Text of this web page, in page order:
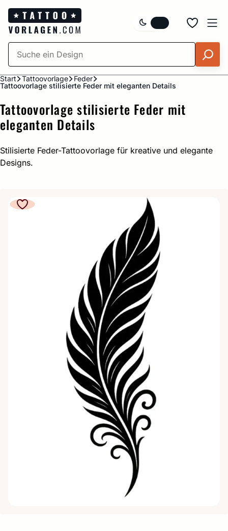
Zum
Inhalt
springen
Start Tattoovorlage
Feder
Tattoovorlage stilisierte Feder mit eleganten Details
Tattoovorlage stilisierte Feder mit
eleganten Details
Stilisierte Feder-Tattoovorlage für kreative und elegante
Designs.